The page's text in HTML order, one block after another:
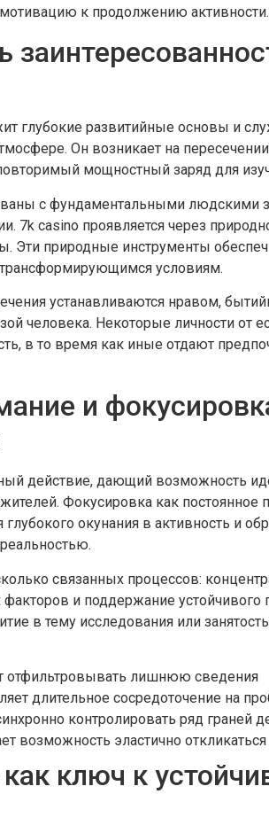
к продолжению активности.
глубокие развитийные основы и
Он возникает на
мощностный заряд для
с фундаментальными людскими
7k casino проявляется через
Эти природные инструменты
условиям.
устанавливаются нравом,
человека. Некоторые личности от
в то время как иные отдают
и
действие, дающий возможность
Фокусировка как постоянное
окунания в активность и
связанных процессов:
и поддержание устойчивого
в тему исследования или
отфильтровывать лишнюю сведения
длительное сосредоточение на
контролировать ряд граней
возможность эластично
ключ к